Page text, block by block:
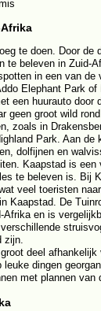
te doen. Door de
te beleven in Zuid-
in een van de
Elephant Park
een huurauto door
geen groot wild
zoals in
Park. Aan
dolfijnen en
Kaapstad is
te beleven is. Bij
veel toeristen
Kaapstad. De
Afrika en is
zijn.
deel
dingen
met plannen van